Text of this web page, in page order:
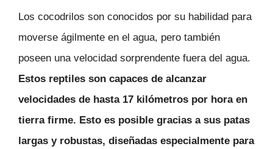
Los cocodrilos son conocidos por su habilidad para
moverse ágilmente en el agua, pero también
poseen una velocidad sorprendente fuera del agua.
Estos reptiles son capaces de alcanzar
velocidades de hasta 17 kilómetros por hora en
tierra firme. Esto es posible gracias a sus patas
largas y robustas, diseñadas especialmente para